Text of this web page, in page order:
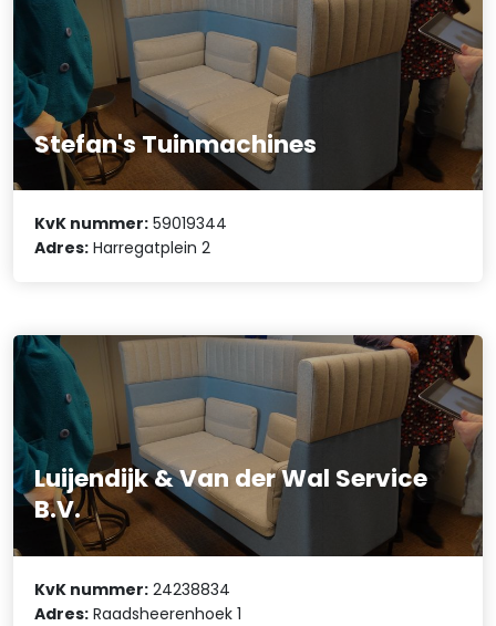
Stefan's Tuinmachines
KvK nummer: 59019344
Adres: Harregatplein 2
Luijendijk & Van der Wal Service
B.V.
KvK nummer: 24238834
Adres: Raadsheerenhoek 1